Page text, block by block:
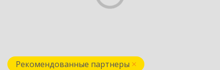
Рекомендованные партнеры